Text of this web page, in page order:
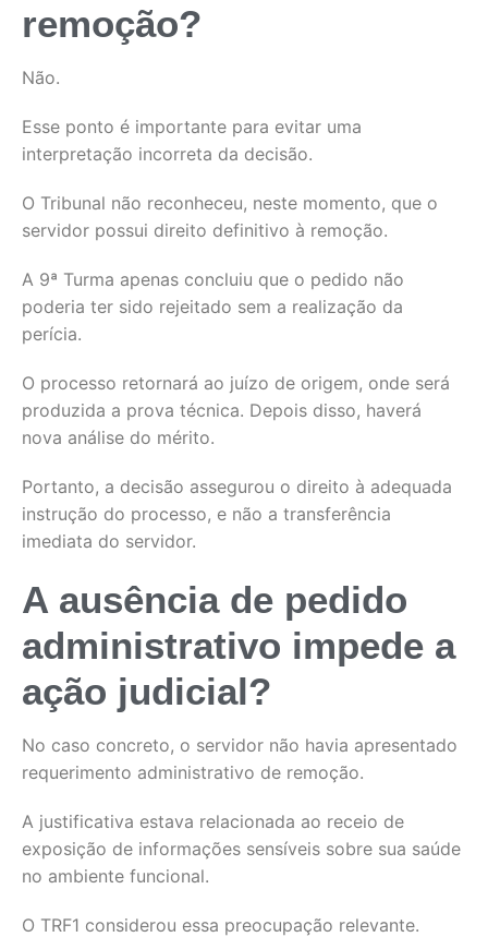
remoção?
Não.
Esse ponto é importante para evitar uma
interpretação incorreta da decisão.
O Tribunal não reconheceu, neste momento, que o
servidor possui direito definitivo à remoção.
A 9ª Turma apenas concluiu que o pedido não
poderia ter sido rejeitado sem a realização da
perícia.
O processo retornará ao juízo de origem, onde será
produzida a prova técnica. Depois disso, haverá
nova análise do mérito.
Portanto, a decisão assegurou o direito à adequada
instrução do processo, e não a transferência
imediata do servidor.
A ausência de pedido
administrativo impede a
ação judicial?
No caso concreto, o servidor não havia apresentado
requerimento administrativo de remoção.
A justificativa estava relacionada ao receio de
exposição de informações sensíveis sobre sua saúde
no ambiente funcional.
O TRF1 considerou essa preocupação relevante.